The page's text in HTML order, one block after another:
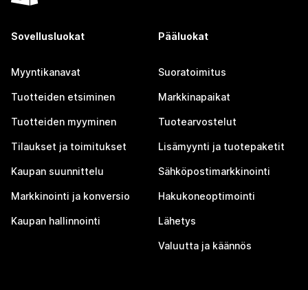
Sovellusluokat
Myyntikanavat
Tuotteiden etsiminen
Tuotteiden myyminen
Tilaukset ja toimitukset
Kaupan suunnittelu
Markkinointi ja konversio
Kaupan hallinnointi
Pääluokat
Suoratoimitus
Markkinapaikat
Tuotearvostelut
Lisämyynti ja tuotepaketit
Sähköpostimarkkinointi
Hakukoneoptimointi
Lähetys
Valuutta ja käännös